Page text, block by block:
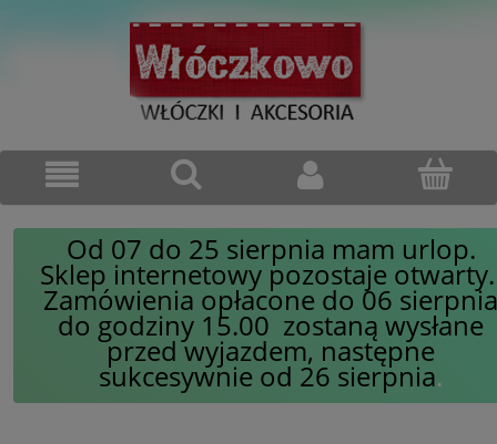
Od 07 do 25 sierpnia mam urlop.
Sklep internetowy pozostaje
Zamówienia opłacone do 06 sierpnia
do godziny 15.00 zostaną wysłane
przed wyjazdem, następne
sukcesywnie od 26 sierpnia.